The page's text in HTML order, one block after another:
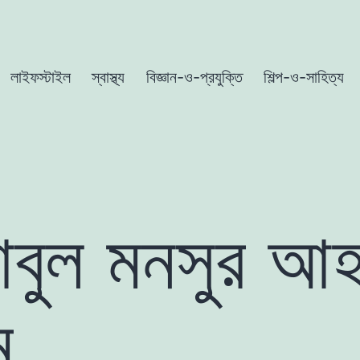
লাইফস্টাইল স্বাস্থ্য বিজ্ঞান-ও-প্রযুক্তি শিল্প-ও-সাহিত্য
মনসুর